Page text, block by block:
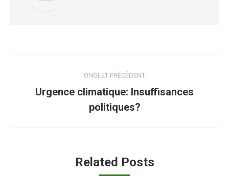
navigation
ONGLET PRÉCÉDENT
Previous
post:
Urgence climatique: Insuffisances
politiques?
Related Posts